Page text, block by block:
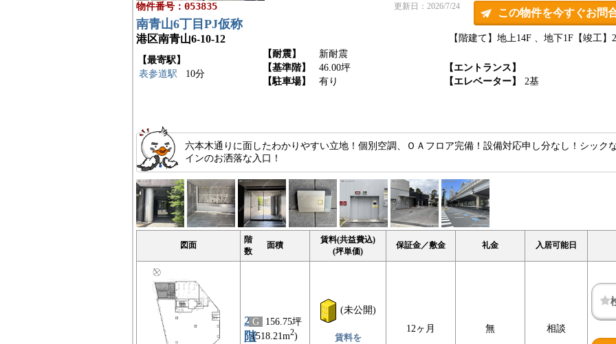
物件番号：053835 更新日：2026/7/24
この物件を今すぐお問
南青山6丁目PJ仮称
港区南青山6-10-12 【竣工】
【階建て】地上14F 、地下1F
【最寄駅】
表参道駅
10分
【耐震】
新耐震
【基準階】
46.00坪
【エントランス】
【駐車場】
有り 【エレベーター】 2基
六本木通りに面したわかりやすい立地！個別空調、ＯＡフロア完備！設備対応申し分なし！シック
インのお洒落な入口！
図面
階
数
面積
賃料(共益費込)
(坪単価)
保証金／敷金 礼金 入居可能日
2
階
G
156.75坪
(518.21m2)
(未公開)
賃料を
12ヶ月 無 相談